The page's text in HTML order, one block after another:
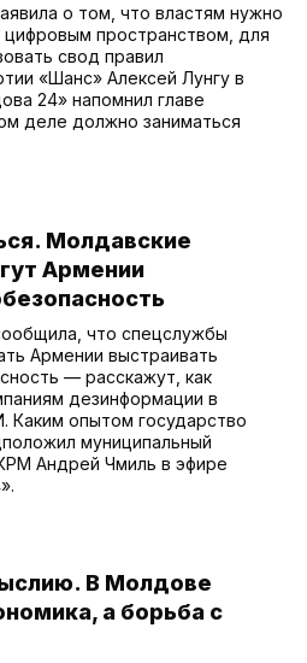
о том, что властям нужно
цифровым пространством, для
свод правил
«Шанс» Алексей Лунгу в
24» напомнил главе
деле должно заниматься
Молдавские
Армении
что спецслужбы
Армении выстраивать
— расскажут, как
дезинформации в
Каким опытом государство
муниципальный
Андрей Чмиль в эфире
В Молдове
а борьба с